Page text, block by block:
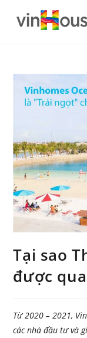
Tại sao
được
Từ 2020 – 2021,
các nhà đầu tư và